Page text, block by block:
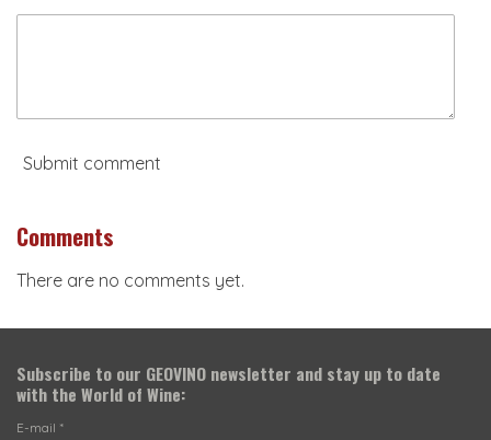
Submit comment
Comments
There are no comments yet.
Subscribe to our GEOVINO newsletter and stay up to date
with the World of Wine:
E-mail *